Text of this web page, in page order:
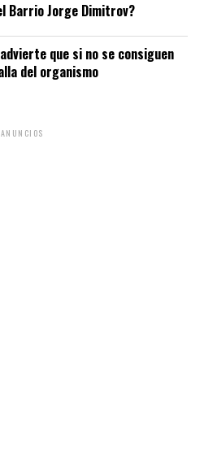
Barrio Jorge Dimitrov?
que si no se consiguen
del organismo
ANUNCIOS